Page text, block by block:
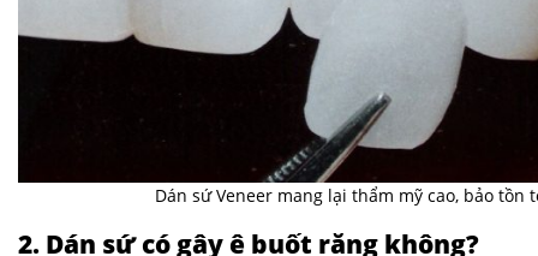
Dán sứ Veneer mang lại thẩm mỹ cao, bảo tồn
2. Dán sứ có gây ê buốt răng không?